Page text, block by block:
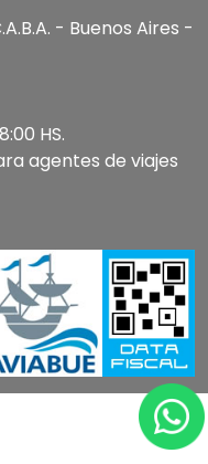
- Buenos Aires -
HS.
agentes de viajes